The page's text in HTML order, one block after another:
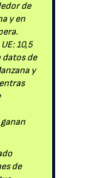
de
y en
10,5
datos de
y
de